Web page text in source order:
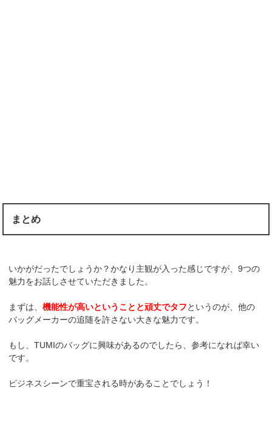
まとめ
いかがだったでしょうか？かなり主観が入った感じですが、9つの
魅力をお話しさせていただきました。
まずは、機能性が高いということと頑丈でタフというのが、他の
バッグメーカーの追随を許さない大きな魅力です。
もし、TUMIのバッグに興味があるのでしたら、参考になれば幸い
です。
ビジネスシーンで重宝される時があることでしょう！